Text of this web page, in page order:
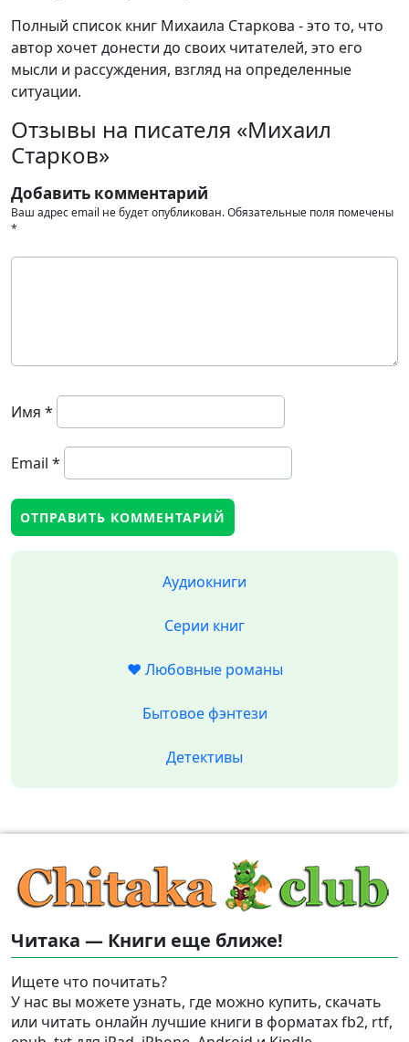
Полный список книг Михаила Старкова - это то, что
автор хочет донести до своих читателей, это его
мысли и рассуждения, взгляд на определенные
ситуации.
Отзывы на писателя «Михаил
Старков»
Добавить комментарий
Ваш адрес email не будет опубликован.Обязательные поля помечены
*
Имя *
Email *
Аудиокниги
Серии книг
❤️ Любовные романы
Бытовое фэнтези
Детективы
Читака — Книги еще ближе!
Ищете что почитать?
У нас вы можете узнать, где можно купить, скачать
или читать онлайн лучшие книги в форматах fb2, rtf,